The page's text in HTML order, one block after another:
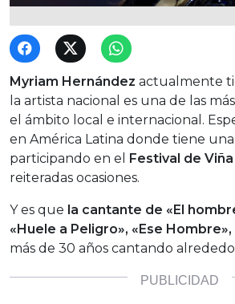
Myriam Hernández actualmente
la artista nacional es una de las
el ámbito local e internacional.
en América Latina donde tiene
participando en el
Festival de
reiteradas ocasiones.
Y es que la cantante de «El
«Huele a Peligro», «Ese Hombre»,
más de 30 años cantando